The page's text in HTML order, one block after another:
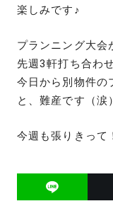
楽しみです♪
プランニング大会
先週3軒打ち合わ
今日から別物件
と、難産です（涙）
今週も張りきっ